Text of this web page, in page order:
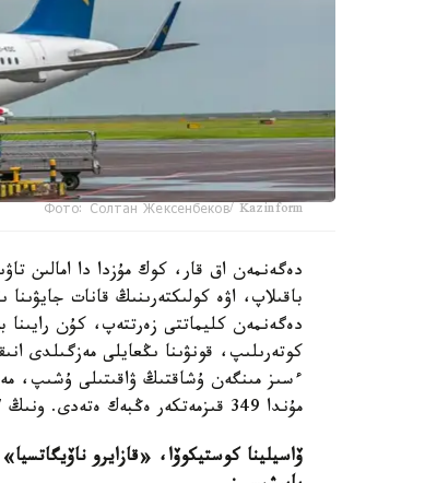
Фото: Солтан Жексенбеков/ Kazinform
دەگەنمەن اق قار، كوك مۇزدا دا امالىن
باقىلاپ، اۋە كولىكتەرىنىڭ قانات
دەگەنمەن كليماتتى زەرتتەپ، كۇن رايىنا
كوتەرىلىپ، قونۋىنا ىڭعايلى مەزگىلدى
ءسىز مىنگەن ۇشاقتىڭ ۋاقىتىلى ۇشىپ،
مۇندا 349 قىزمەتكەر ەڭبەك ەتەدى. ونىڭ 207- ءى - ينجەنەر، ال تەحنيكتەر - 129.
ۆاسيلينا كوستيكوۆا، «قازايرو